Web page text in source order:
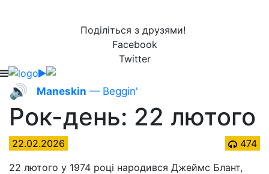
Поділіться з друзями!
Facebook
Twitter
🔊 Maneskin — Beggin'
Рок-день: 22 лютого
22.02.2026
474
22 лютого у 1974 році народився Джеймс Блант,